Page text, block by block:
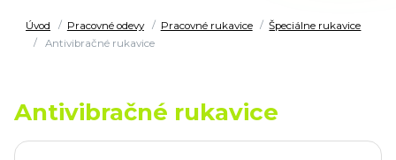
Úvod Pracovné odevy Pracovné rukavice
Špeciálne rukavice
Antivibračné rukavice
Antivibračné rukavice